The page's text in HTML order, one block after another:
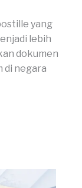
yang
lebih
dokumen
di negara